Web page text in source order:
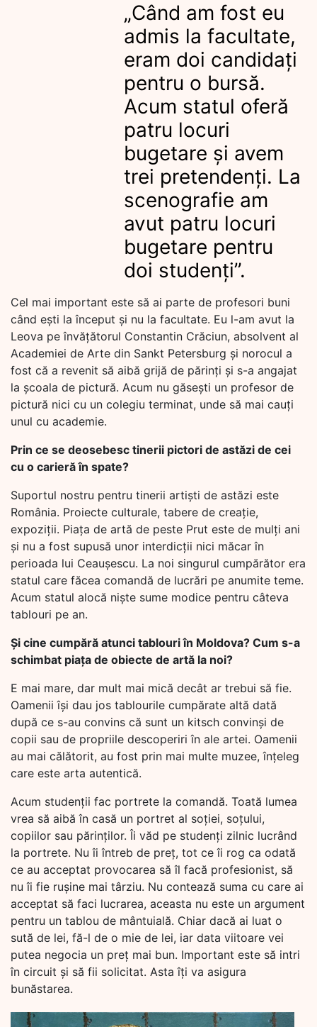
„Când am fost eu
admis la facultate,
eram doi candidați
pentru o bursă.
Acum statul oferă
patru locuri
bugetare și avem
trei pretendenți. La
scenografie am
avut patru locuri
bugetare pentru
doi studenți”.
Cel mai important este să ai parte de profesori buni
când ești la început și nu la facultate. Eu l-am avut la
Leova pe învățătorul Constantin Crăciun, absolvent al
Academiei de Arte din Sankt Petersburg și norocul a
fost că a revenit să aibă grijă de părinți și s-a angajat
la școala de pictură. Acum nu găsești un profesor de
pictură nici cu un colegiu terminat, unde să mai cauți
unul cu academie.
Prin ce se deosebesc tinerii pictori de astăzi de cei
cu o carieră în spate?
Suportul nostru pentru tinerii artiști de astăzi este
România. Proiecte culturale, tabere de creație,
expoziții. Piața de artă de peste Prut este de mulți ani
și nu a fost supusă unor interdicții nici măcar în
perioada lui Ceaușescu. La noi singurul cumpărător era
statul care făcea comandă de lucrări pe anumite teme.
Acum statul alocă niște sume modice pentru câteva
tablouri pe an.
Și cine cumpără atunci tablouri în Moldova? Cum s-a
schimbat piața de obiecte de artă la noi?
E mai mare, dar mult mai mică decât ar trebui să fie.
Oamenii își dau jos tablourile cumpărate altă dată
după ce s-au convins că sunt un kitsch convinși de
copii sau de propriile descoperiri în ale artei. Oamenii
au mai călătorit, au fost prin mai multe muzee, înțeleg
care este arta autentică.
Acum studenții fac portrete la comandă. Toată lumea
vrea să aibă în casă un portret al soției, soțului,
copiilor sau părinților. Îi văd pe studenți zilnic lucrând
la portrete. Nu îi întreb de preț, tot ce îi rog ca odată
ce au acceptat provocarea să îl facă profesionist, să
nu îi fie rușine mai târziu. Nu contează suma cu care ai
acceptat să faci lucrarea, aceasta nu este un argument
pentru un tablou de mântuială. Chiar dacă ai luat o
sută de lei, fă-l de o mie de lei, iar data viitoare vei
putea negocia un preț mai bun. Important este să intri
în circuit și să fii solicitat. Asta îți va asigura
bunăstarea.